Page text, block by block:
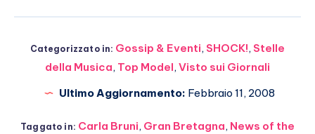
Categorizzato in: Gossip & Eventi, SHOCK!, Stelle
della Musica, Top Model, Visto sui Giornali
Ultimo Aggiornamento: Febbraio 11, 2008
Taggato in: Carla Bruni, Gran Bretagna, News of the